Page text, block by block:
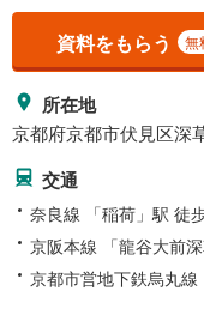
資料をもらう 無
所在地
京都府京都市伏見区深
交通
奈良線 「稲荷」駅 徒
京阪本線 「龍谷大前
京都市営地下鉄烏丸